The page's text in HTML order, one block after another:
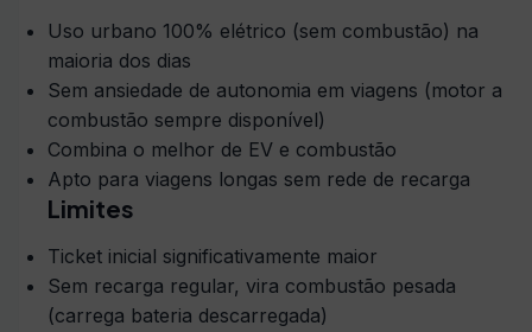
Uso urbano 100% elétrico (sem combustão) na
maioria dos dias
Sem ansiedade de autonomia em viagens (motor a
combustão sempre disponível)
Combina o melhor de EV e combustão
Apto para viagens longas sem rede de recarga
Limites
Ticket inicial significativamente maior
Sem recarga regular, vira combustão pesada
(carrega bateria descarregada)